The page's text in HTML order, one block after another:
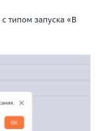
типом запуска «В